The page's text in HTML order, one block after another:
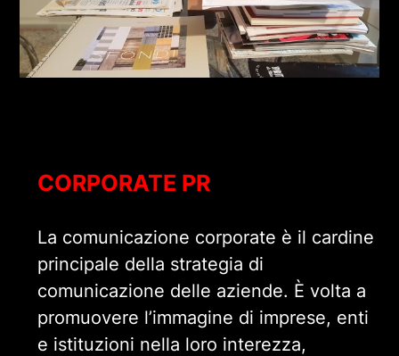
CORPORATE PR
La comunicazione corporate è il cardine
principale della strategia di
comunicazione delle aziende. È volta a
promuovere l’immagine di imprese, enti
e istituzioni nella loro interezza,